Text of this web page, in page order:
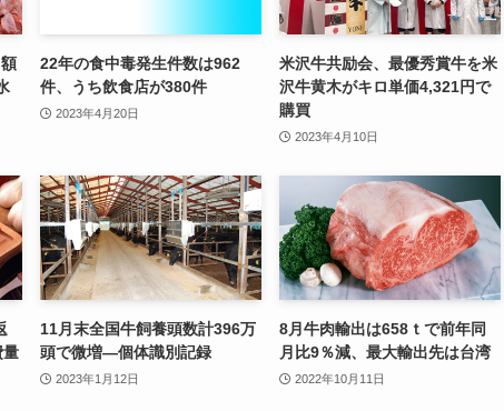
22年の食中毒発生件数は962
件、うち飲食店が380件
2023年4月20日
米沢牛共励会、最優秀賞牛を米
沢牛黄木がキロ単価4,321円で
購買
2023年4月10日
量
11月末全国牛飼養頭数計396万
頭で微増—個体識別記録
2023年1月12日
8月牛肉輸出は658ｔで前年同
月比9％減、最大輸出先は台湾
2022年10月11日